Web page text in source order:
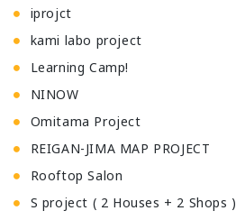
iprojct
kami labo project
Learning Camp!
NINOW
Omitama Project
REIGAN-JIMA MAP PROJECT
Rooftop Salon
S project ( 2 Houses + 2 Shops )